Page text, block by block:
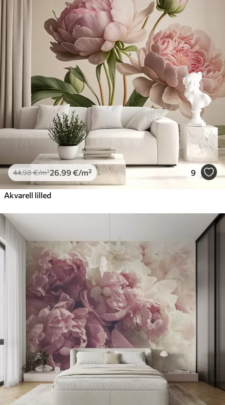
44.98€/m²26 .99 €/m² 9
Akvarell lilled